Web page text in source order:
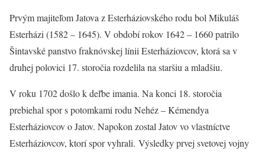
Prvým majiteľom Jatova z Esterháziovského rodu bol Mikuláš
Esterházi (1582 – 1645). V období rokov 1642 – 1660 patrilo
Šintavské panstvo fraknóvskej línii Esterháziovcov, ktorá sa v
druhej polovici 17. storočia rozdelila na staršiu a mladšiu.
V roku 1702 došlo k deľbe imania. Na konci 18. storočia
prebiehal spor s potomkami rodu Nehéz – Kémendya
Esterháziovcov o Jatov. Napokon zostal Jatov vo vlastníctve
Esterháziovcov, ktorí spor vyhrali. Výsledky prvej svetovej vojny